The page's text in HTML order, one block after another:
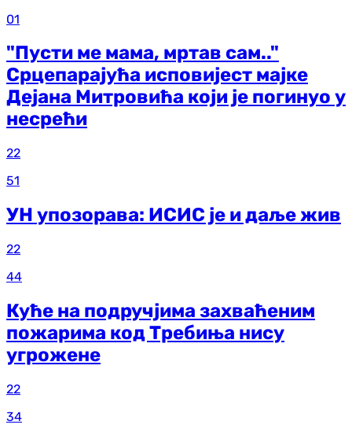
01
"Пусти ме мама, мртав сам.."
Срцепарајућа исповијест мајке
Дејана Митровића који је погинуо у
несрећи
22
51
УН упозорава: ИСИС је и даље жив
22
44
Куће на подручјима захваћеним
пожарима код Требиња нису
угрожене
22
34